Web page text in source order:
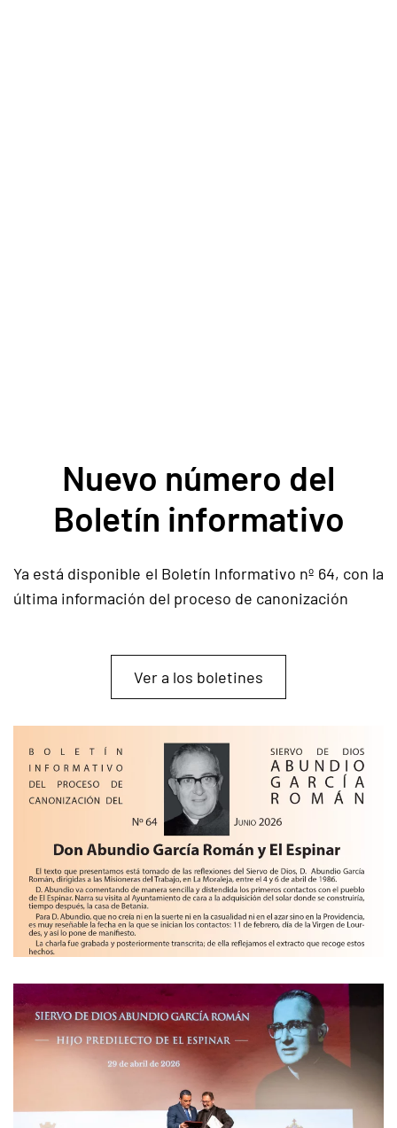
Nuevo número del
Boletín informativo
Ya está disponible el Boletín Informativo nº 64, con la
última información del proceso de canonización
Ver a los boletines